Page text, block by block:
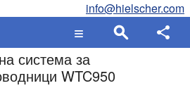
info@hielscher.com
система за
WTC950